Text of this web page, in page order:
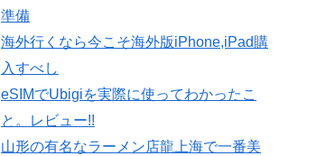
準備
海外行くなら今こそ海外版iPhone,iPad購
入すべし
eSIMでUbigiを実際に使ってわかったこ
と。レビュー!!
山形の有名なラーメン店龍上海で一番美